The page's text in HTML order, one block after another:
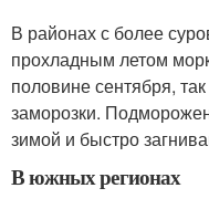
В районах с более
прохладным летом
половине сентября,
заморозки.
зимой и быстро
В южных регионах